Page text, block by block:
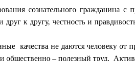
сознательного гражданина с
и друг к другу, честность и
качества не даются человеку от
– полезный труд.